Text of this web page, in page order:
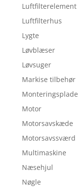
Luftfilterelement
Luftfilterhus
Lygte
Løvblæser
Løvsuger
Markise tilbehør
Monteringsplade
Motor
Motorsavskæde
Motorsavssværd
Multimaskine
Næsehjul
Nøgle